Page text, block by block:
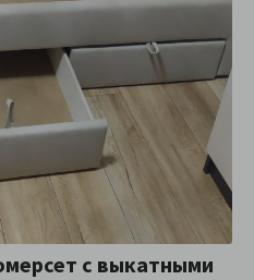
с выкатными